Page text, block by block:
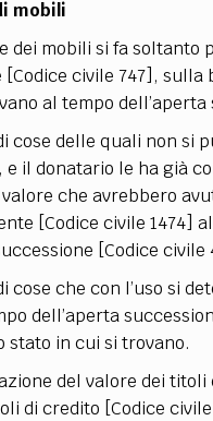
mobili
dei mobili si fa soltanto
civile 747], sulla
al tempo dell’aperta
cose delle quali non si
il donatario le ha già
che avrebbero
[Codice civile 1474]
[Codice civile
cose che con l’uso si
dell’aperta
stato in cui si trovano.
del valore dei titoli
di credito [Codice